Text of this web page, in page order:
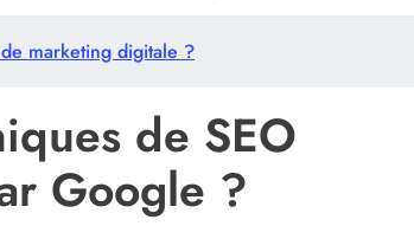
marketing digitale ?
de SEO
Google ?